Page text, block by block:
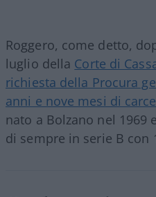
Roggero, come detto,
luglio della Corte di
richiesta della Procura
anni e nove mesi di
nato a Bolzano nel 1969
di sempre in serie B con